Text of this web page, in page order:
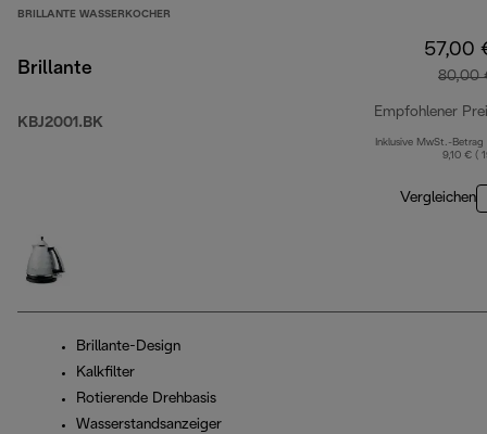
BRILLANTE WASSERKOCHER
Brillante
KBJ2001.BK
57,00
80,00
Empfohlener
Inklusive MwSt.-Betrag
9,10 € (
Vergleichen
Brillante-Design
Kalkfilter
Rotierende Drehbasis
Wasserstandsanzeiger